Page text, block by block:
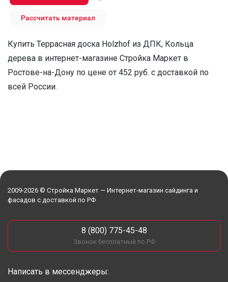
Рассчитать материал
Купить Террасная доска Holzhof из ДПК, Кольца
дерева в интернет-магазине Стройка Маркет в
Ростове-на-Дону по цене от 452 руб. с доставкой по
всей России.
2009-2026 © Стройка Маркет — Интернет-магазин сайдинга и
фасадов с доставкой по РФ
8 (800) 775-45-48
Звонок бесплатный по РФ
Написать в мессенджеры: